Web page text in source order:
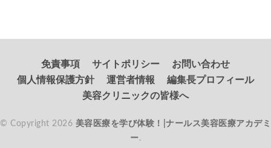
免責事項 サイトポリシー
お問い合わせ
個人情報保護方針
運営者情報
編集長プロフィール
美容クリニックの皆様へ
© Copyright 2026 美容医療を学び体験！|ナールス美容医療アカデミ
ー.